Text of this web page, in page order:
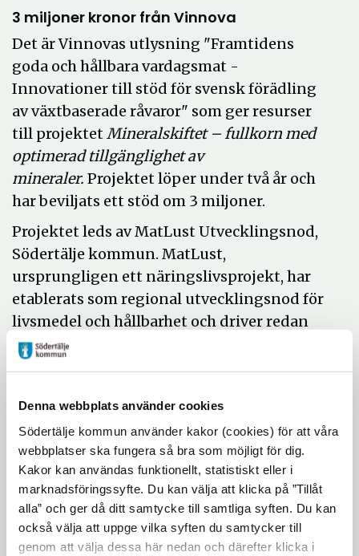
Denna webbplats använder cookies
Södertälje kommun använder kakor (cookies) för att våra
webbplatser ska fungera så bra som möjligt för dig.
Kakor kan användas funktionellt, statistiskt eller i
marknadsföringssyfte. Du kan välja att klicka på ”Tillåt
alla” och ger då ditt samtycke till samtliga syften. Du kan
också välja att uppge vilka syften du samtycker till
genom att välja dessa här nedan och därefter klicka i
3 miljoner kronor från Vinnova
Det är Vinnovas utlysning "Framtidens
goda och hållbara vardagsmat -
Innovationer till stöd för svensk förädling
av växtbaserade råvaror" som ger resurser
till projektetMineralskiftet – fullkorn med
optimerad tillgänglighet av
mineraler. Projektet löper under två år och
har beviljats ett stöd om 3 miljoner.
Projektet leds av MatLust Utvecklingsnod,
Södertälje kommun. MatLust,
ursprungligen ett näringslivsprojekt, har
etablerats som regional utvecklingsnod för
livsmedel och hållbarhet och driver redan
flera utvecklingsprojekt.
Utveckla hållbar vardagsmat
Att äta mer fullkorn har många
ämnen som hindrar kroppen från att kunna
tillgodogöra sig de naturligt
förekommande mineralerna blir effekten
ännu bättre.
- Mineralbrist, i synnerhet järn och zink, är